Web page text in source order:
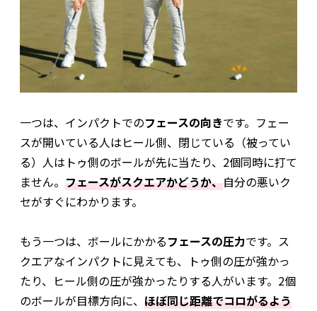
一つは、インパクトでのフェースの向きです。フェー
スが開いている人はヒール側、閉じている（被ってい
る）人はトゥ側のボールが先に当たり、2個同時に打て
ません。 フェースがスクエアかどうか、自分の悪いク
セがすぐにわかります。
もう一つは、ボールにかかるフェースの圧力です。ス
クエアなインパクトに見えても、トゥ側の圧が強かっ
たり、ヒール側の圧が強かったりする人がいます。2個
のボールが目標方向に、 ほぼ同じ距離でコロがるよう